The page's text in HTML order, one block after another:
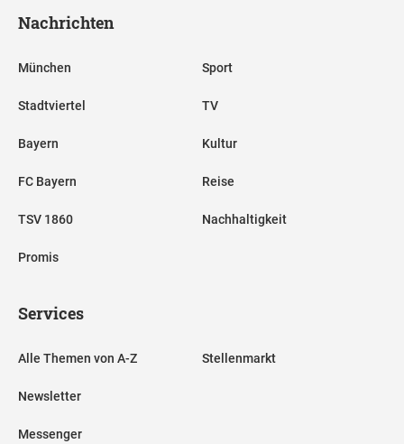
Nachrichten
München
Stadtviertel
Bayern
FC Bayern
TSV 1860
Promis
Sport
TV
Kultur
Reise
Nachhaltigkeit
Services
Alle Themen von A-Z
Newsletter
Messenger
Stellenmarkt